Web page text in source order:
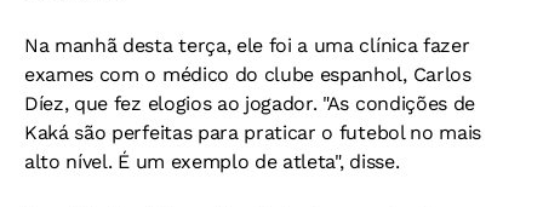
Na manhã desta terça, ele foi a uma clínica fazer
exames com o médico do clube espanhol, Carlos
Díez, que fez elogios ao jogador. "As condições de
Kaká são perfeitas para praticar o futebol no mais
alto nível. É um exemplo de atleta", disse.